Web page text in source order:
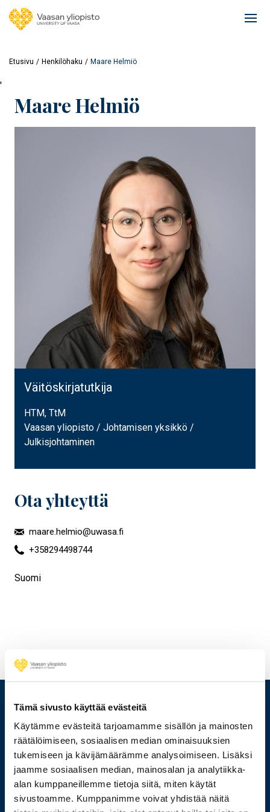
Tämä sivusto käyttää evästeitä
Käytämme evästeitä tarjoamamme sisällön ja mainosten
räätälöimiseen, sosiaalisen median ominaisuuksien
tukemiseen ja kävijämäärämme analysoimiseen. Lisäksi
jaamme sosiaalisen median, mainosalan ja analytiikka-
alan kumppaneillemme tietoja siitä, miten käytät
sivustoamme. Kumppanimme voivat yhdistää näitä
Etusivu Henkilöhaku Maare Helmiö
'
Maare Helmiö
Väitöskirjatutkija
HTM, TtM
Vaasan yliopisto / Johtamisen yksikkö /
Julkisjohtaminen
Ota yhteyttä
maare.helmio@uwasa.fi
+358294498744
Suomi